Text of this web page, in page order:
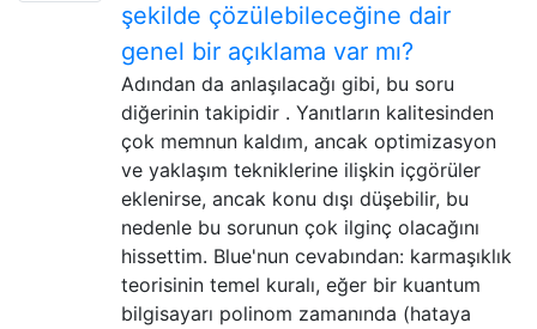
şekilde çözülebileceğine dair
genel bir açıklama var mı?
Adından da anlaşılacağı gibi, bu soru
diğerinin takipidir . Yanıtların kalitesinden
çok memnun kaldım, ancak optimizasyon
ve yaklaşım tekniklerine ilişkin içgörüler
eklenirse, ancak konu dışı düşebilir, bu
nedenle bu sorunun çok ilginç olacağını
hissettim. Blue'nun cevabından: karmaşıklık
teorisinin temel kuralı, eğer bir kuantum
bilgisayarı polinom zamanında (hataya